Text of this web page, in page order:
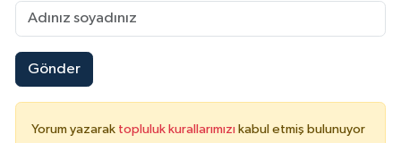
Gönder
Yorum yazarak topluluk kurallarımızı kabul etmiş bulunuyor